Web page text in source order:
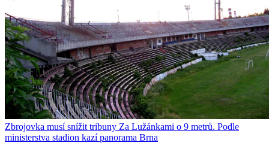
Zbrojovka musí snížit tribuny Za Lužánkami o 9 metrů. Podle
ministerstva stadion kazí panorama Brna